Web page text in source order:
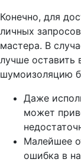
Конечно, для
личных
мастера. В
лучше оставить
шумоизоляцию
Даже
может
Малейшее
ошибка в